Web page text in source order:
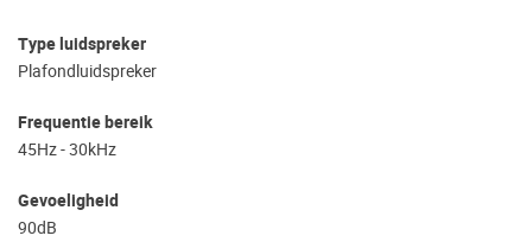
Type luidspreker
Plafondluidspreker
Frequentie bereik
45Hz - 30kHz
Gevoeligheid
90dB